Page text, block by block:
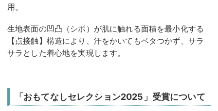
用。
生地表面の凹凸（シボ）が肌に触れる面積を最小化する
【点接触】構造により、汗をかいてもベタつかず、サラ
サラとした着心地を実現します。
「おもてなしセレクション2025」受賞について